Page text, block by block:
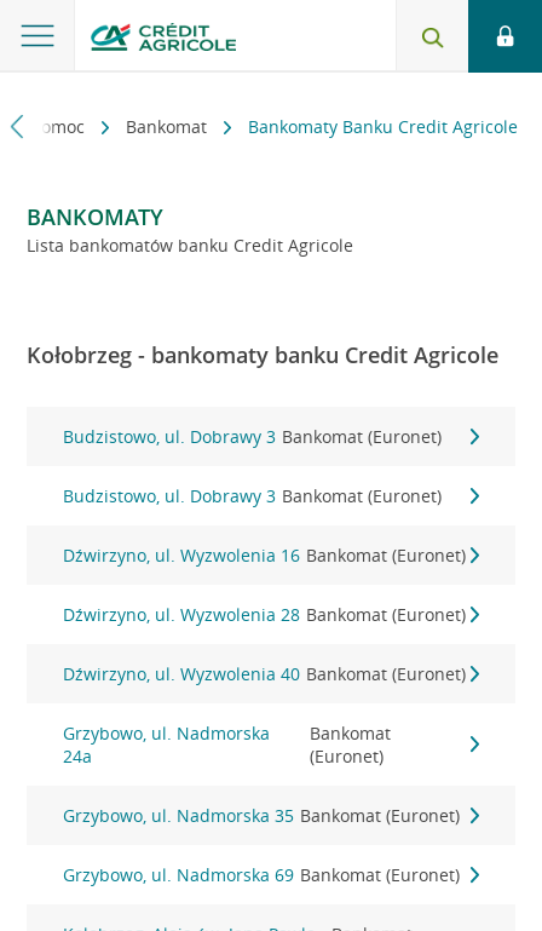
i pomoc Bankomat Bankomaty Banku Credit Agricole
BANKOMATY
Lista bankomatów banku Credit Agricole
Kołobrzeg - bankomaty banku Credit Agricole
Budzistowo, ul. Dobrawy 3 Bankomat (Euronet)
Budzistowo, ul. Dobrawy 3 Bankomat (Euronet)
Dźwirzyno, ul. Wyzwolenia 16 Bankomat (Euronet)
Dźwirzyno, ul. Wyzwolenia 28 Bankomat (Euronet)
Dźwirzyno, ul. Wyzwolenia 40 Bankomat (Euronet)
Grzybowo, ul. Nadmorska
24a
Bankomat
(Euronet)
Grzybowo, ul. Nadmorska 35 Bankomat (Euronet)
Grzybowo, ul. Nadmorska 69 Bankomat (Euronet)